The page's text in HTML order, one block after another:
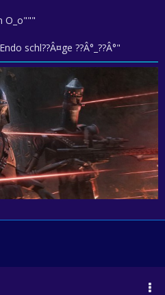
O_o"""
schl??Â¤ge ??Â°_??Â°"